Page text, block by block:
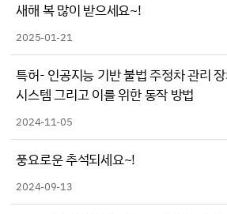
새해 복 많이 받으세요~!
2025-01-21
특허- 인공지능 기반 불법 주정차 관리
시스템 그리고 이를 위한 동작 방법
2024-11-05
풍요로운 추석되세요~!
2024-09-13